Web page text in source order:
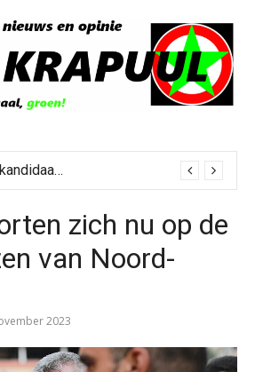
Progressieve kandidaat El-Sayed senaatskandidaat Michigan
zich nu op de
van Noord-
2023